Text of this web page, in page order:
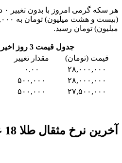
میلیون) تومان رسید.
جدول قیمت 3 روز اخیر هر سکه گرمی
قیمت (تومان)
مقدار تغییر
۲۸,۰۰۰,۰۰۰
۰.۰۰
۲۸,۰۰۰,۰۰۰
۵۰۰,۰۰۰
۲۷,۵۰۰,۰۰۰
۵۰۰,۰۰۰
آخرین نرخ مثقال طلا 18 عیار